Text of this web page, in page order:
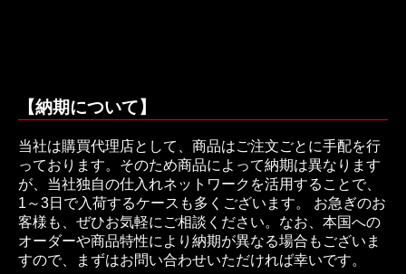
【納期について】
当社は購買代理店として、商品はご注文ごとに手配を行
っております。そのため商品によって納期は異なります
が、当社独自の仕入れネットワークを活用することで、
1～3日で入荷するケースも多くございます。 お急ぎのお
客様も、ぜひお気軽にご相談ください。なお、本国への
オーダーや商品特性により納期が異なる場合もございま
すので、まずはお問い合わせいただければ幸いです。